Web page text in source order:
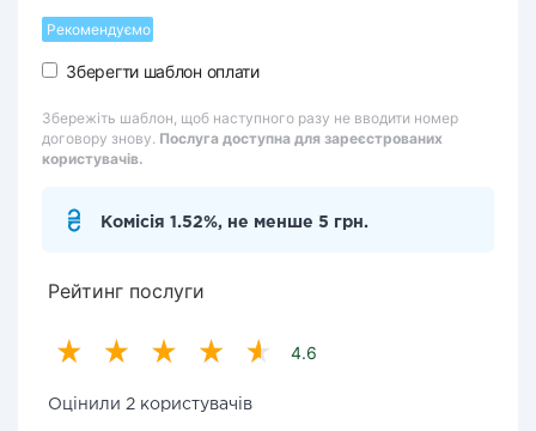
Рекомендуємо
Зберегти шаблон оплати
Збережіть шаблон, щоб наступного разу не вводити номер
договору знову. Послуга доступна для зареєстрованих
користувачів.
Комісія 1.52%, не менше 5 грн.
Рейтинг послуги
4.6
Оцінили 2 користувачів